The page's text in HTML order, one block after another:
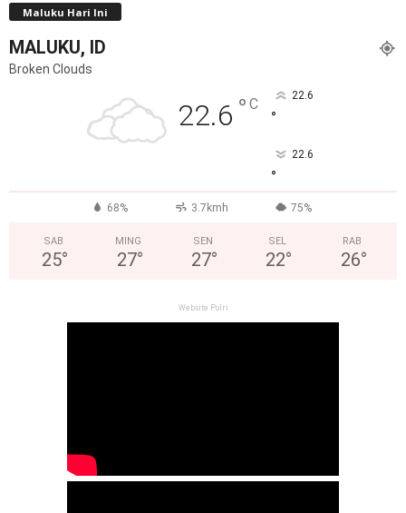
Maluku Hari Ini
MALUKU, ID
Broken Clouds
22.6 ° C 22.6
°
22.6
°
68% 3.7kmh 75%
SAB
25°
MING
27°
SEN
27°
SEL
22°
RAB
26°
Website Polri